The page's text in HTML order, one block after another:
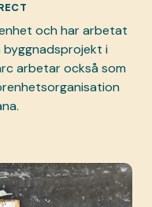
och har arbetat
byggnadsprojekt i
arbetar också som